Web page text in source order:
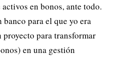
en bonos, ante todo.
para el que yo era
para transformar
en una gestión